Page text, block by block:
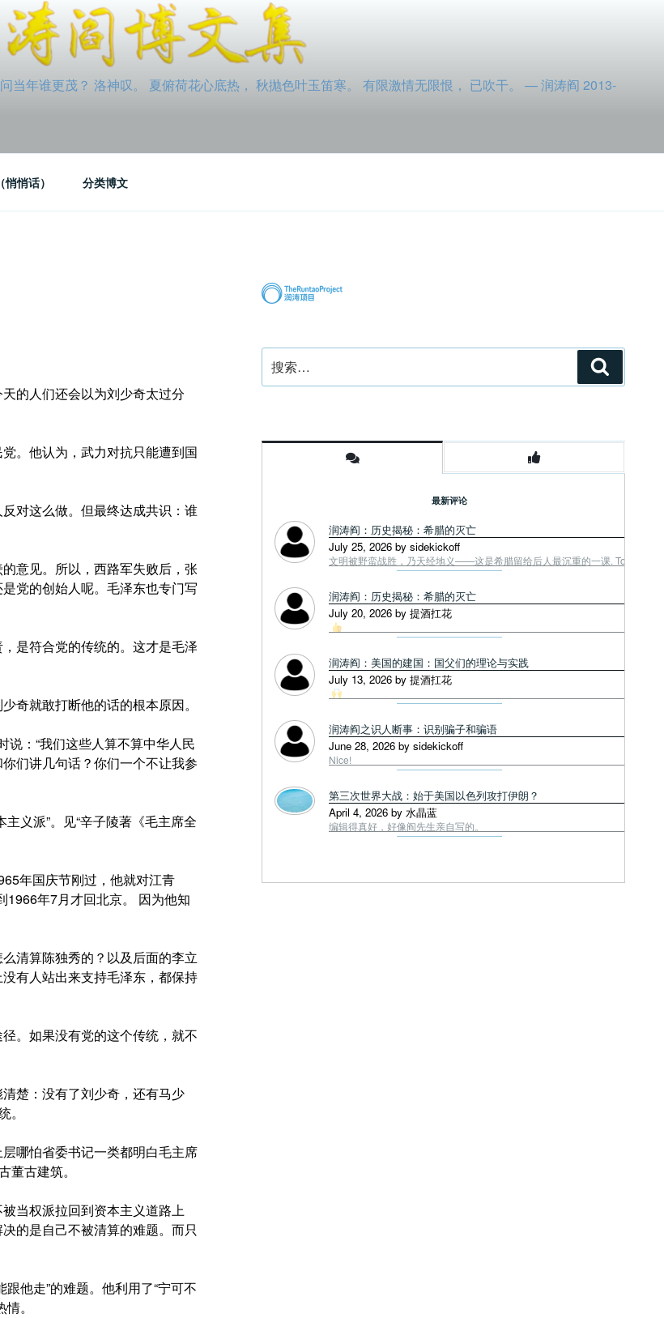
当年谁更茂？ 洛神叹。 夏俯荷花心底热， 秋抛色叶玉笛寒。 有限激情无限恨， 已吹干。 — 润涛阎 2013-
悄话） 分类博文
的人们还会以为刘少奇太过分
。他认为，武力对抗只能遭到国
对这么做。但最终达成共识：谁
意见。所以，西路军失败后，张
党的创始人呢。毛泽东也专门写
是符合党的传统的。这才是毛泽
奇就敢打断他的话的根本原因。
：“我们这些人算不算中华人民
们讲几句话？你们一个不让我参
义派”。见“辛子陵著《毛主席全
年国庆节刚过，他就对江青
年7月才回北京。 因为他知
清算陈独秀的？以及后面的李立
有人站出来支持毛泽东，都保持
。如果没有党的这个传统，就不
楚：没有了刘少奇，还有马少
哪怕省委书记一类都明白毛主席
董古建筑。
当权派拉回到资本主义道路上
的是自己不被清算的难题。而只
他走”的难题。他利用了“宁可不
。
索：
索
最新评论
润涛阎：历史揭秘：希腊的灭亡
July 25, 2026 by sidekickoff
文明被野蛮战胜，乃天经地义——这是希腊留给后人最沉重的一课. Tough
润涛阎：历史揭秘：希腊的灭亡
July 20, 2026 by 提酒扛花
润涛阎：美国的建国：国父们的理论与实践
July 13, 2026 by 提酒扛花
润涛阎之识人断事：识别骗子和骗语
June 28, 2026 by sidekickoff
Nice!
第三次世界大战：始于美国以色列攻打伊朗？
April 4, 2026 by 水晶蓝
编辑得真好，好像阎先生亲自写的。